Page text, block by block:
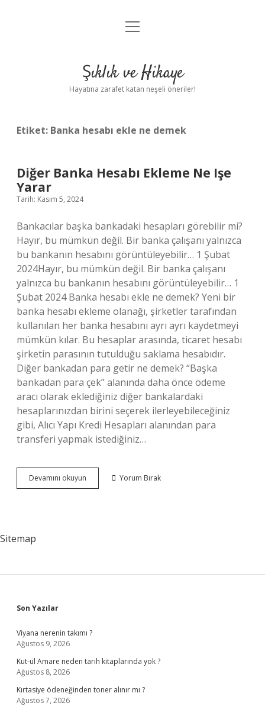
Anasayfa
Yasal Uyarı
menüyü
Şıklık ve Hikaye
Hayatına zarafet katan neşeli öneriler!
Etiket: Banka hesabı ekle ne demek
Diğer Banka Hesabı Ekleme Ne Işe
Yarar
Tarih: Kasım 5, 2024
Bankacılar başka bankadaki hesapları görebilir mi?
Hayır, bu mümkün değil. Bir banka çalışanı yalnızca
bu bankanın hesabını görüntüleyebilir… 1 Şubat
2024Hayır, bu mümkün değil. Bir banka çalışanı
yalnızca bu bankanın hesabını görüntüleyebilir… 1
Şubat 2024 Banka hesabı ekle ne demek? Yeni bir
banka hesabı ekleme olanağı, şirketler tarafından
kullanılan her banka hesabını ayrı ayrı kaydetmeyi
mümkün kılar. Bu hesaplar arasında, ticaret hesabı
şirketin parasının tutulduğu saklama hesabıdır.
Diğer bankadan para getir ne demek? “Başka
bankadan para çek” alanında daha önce ödeme
aracı olarak eklediğiniz diğer bankalardaki
hesaplarınızdan birini seçerek ilerleyebileceğiniz
gibi, Alıcı Yapı Kredi Hesapları alanından para
transferi yapmak istediğiniz…
Devamını okuyun
Banka
Yorum Bırak
Sitemap
Sidebar
Son Yazılar
Viyana nerenin takımı ?
Ağustos 9, 2026
Kut-ül Amare neden tarih kitaplarında yok ?
Ağustos 8, 2026
Kırtasiye ödeneğinden toner alınır mı ?
Ağustos 7, 2026